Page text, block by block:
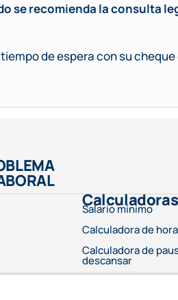
se recomienda la consulta
de espera con su cheque
Calculadoras
Salario mínimo
Calculadora de
Calculadora de
descansar